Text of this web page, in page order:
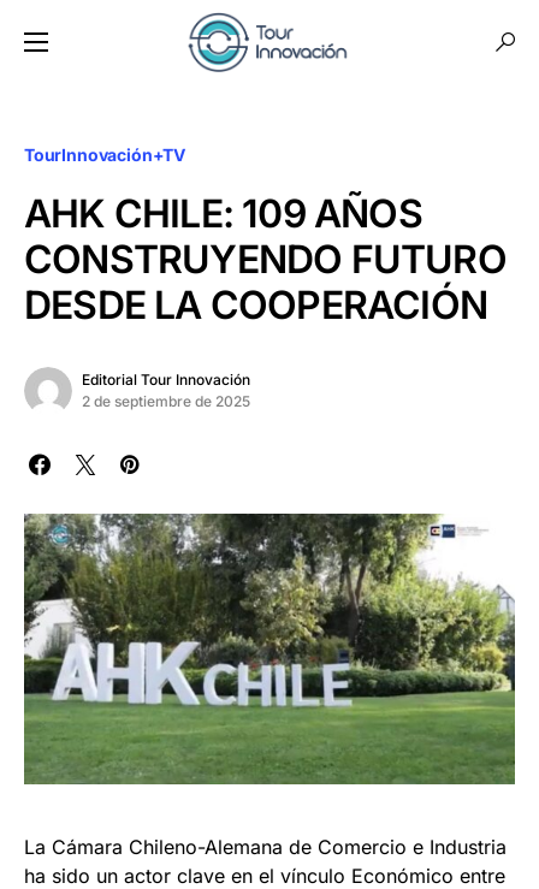
TourInnovación+TV
AHK CHILE: 109 AÑOS
CONSTRUYENDO FUTURO
DESDE LA COOPERACIÓN
Editorial Tour Innovación
2 de septiembre de 2025
La Cámara Chileno-Alemana de Comercio e Industria
ha sido un actor clave en el vínculo Económico entre